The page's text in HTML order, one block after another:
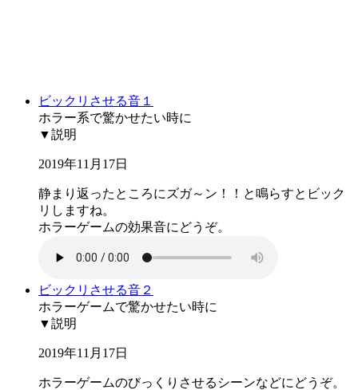
ビックリさせる音１
ホラー系で驚かせたい時に
▼説明
2019年11月17日
静まり返ったところにズガ～ン！！と鳴らすとビック
リしますね。
ホラーゲームの効果音にどうぞ。
ビックリさせる音２
ホラーゲームで驚かせたい時に
▼説明
2019年11月17日
ホラーゲームのびっくりさせるシーンなどにどうぞ。